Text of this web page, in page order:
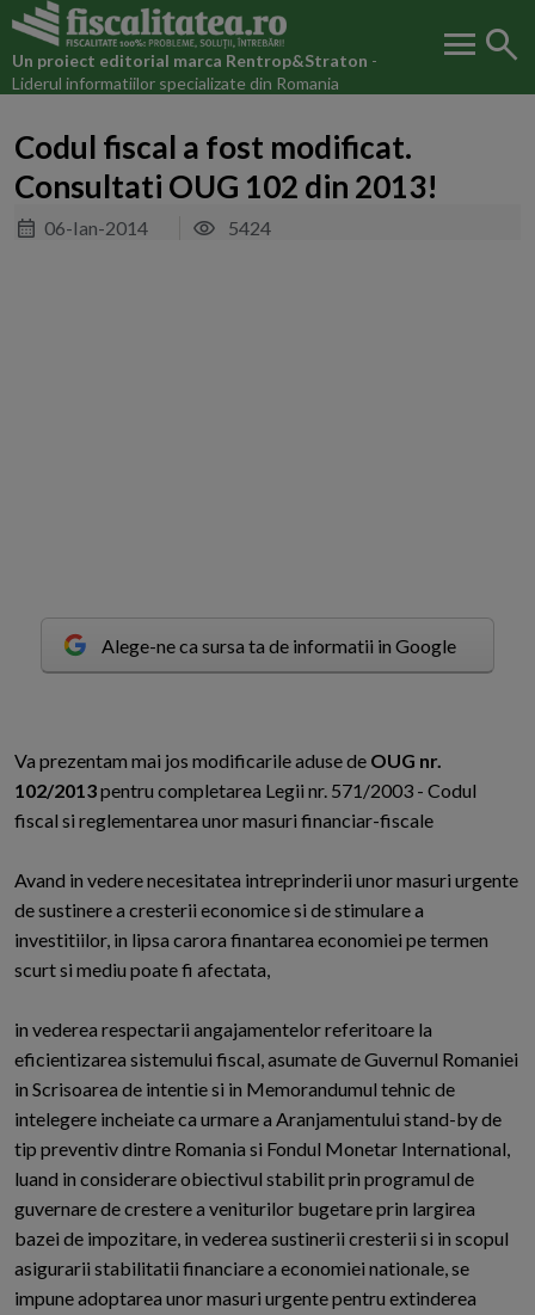
Un proiect editorial marca Rentrop&Straton -
Liderul informatiilor specializate din Romania
menu search
Codul fiscal a fost modificat.
Consultati OUG 102 din 2013!
06-Ian-2014 5424
Alege-ne ca sursa ta de informatii in Google
Va prezentam mai jos modificarile aduse de OUG nr.
102/2013pentru completarea Legii nr. 571/2003 - Codul
fiscal si reglementarea unor masuri financiar-fiscale
Avand in vedere necesitatea intreprinderii unor masuri urgente
de sustinere a cresterii economice si de stimulare a
investitiilor, in lipsa carora finantarea economiei pe termen
scurt si mediu poate fi afectata,
in vederea respectarii angajamentelor referitoare la
eficientizarea sistemului fiscal, asumate de Guvernul Romaniei
in Scrisoarea de intentie si in Memorandumul tehnic de
intelegere incheiate ca urmare a Aranjamentului stand-by de
tip preventiv dintre Romania si Fondul Monetar International,
luand in considerare obiectivul stabilit prin programul de
guvernare de crestere a veniturilor bugetare prin largirea
bazei de impozitare, in vederea sustinerii cresterii si in scopul
asigurarii stabilitatii financiare a economiei nationale, se
impune adoptarea unor masuri urgente pentru extinderea